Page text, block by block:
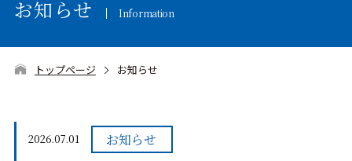
お知らせ Information
トップページ お知らせ
2026.07.01 お知らせ